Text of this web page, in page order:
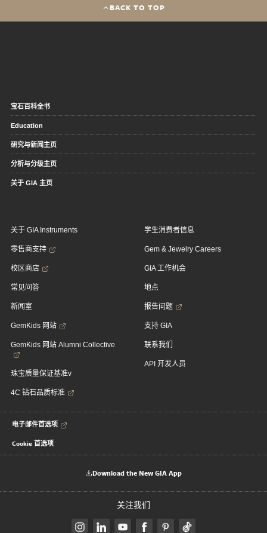
BACK TO TOP
宝石百科全书
Education
研究与新闻主页
分析与分级主页
关于 GIA 主页
关于 GIA Instruments
零售商支持
校区商店
常见问答
新闻室
GemKids 网站
GemKids 网站 Alumni Collective
珠宝质量保证基准v
4C 钻石品质标准
学生消费者信息
Gem & Jewelry Careers
GIA 工作机会
地点
报告问题
支持 GIA
联系我们
API 开发人员
电子邮件首选项
Cookie 首选项
Download the New GIA App
关注我们